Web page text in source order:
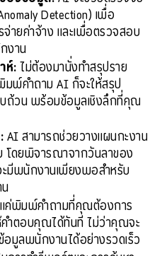
Detection) เพื่อ
ยค่าจ้าง และเพื่อตรวจสอบ
งาน
ห์: ไม่ต้องมานั่งทำสรุปราย
พ์คำถาม AI ก็จะให้สรุป
ถ้วน พร้อมข้อมูลเชิงลึกที่คุณ
AI สามารถช่วยวางแผนกะงาน
โดยพิจารณาจากวันลาของ
มีพนักงานเพียงพอสำหรับ
ค่พิมพ์คำถามที่คุณต้องการ
ำตอบคุณได้ทันที ไม่ว่าคุณจะ
มูลพนักงานได้อย่างรวดเร็ว